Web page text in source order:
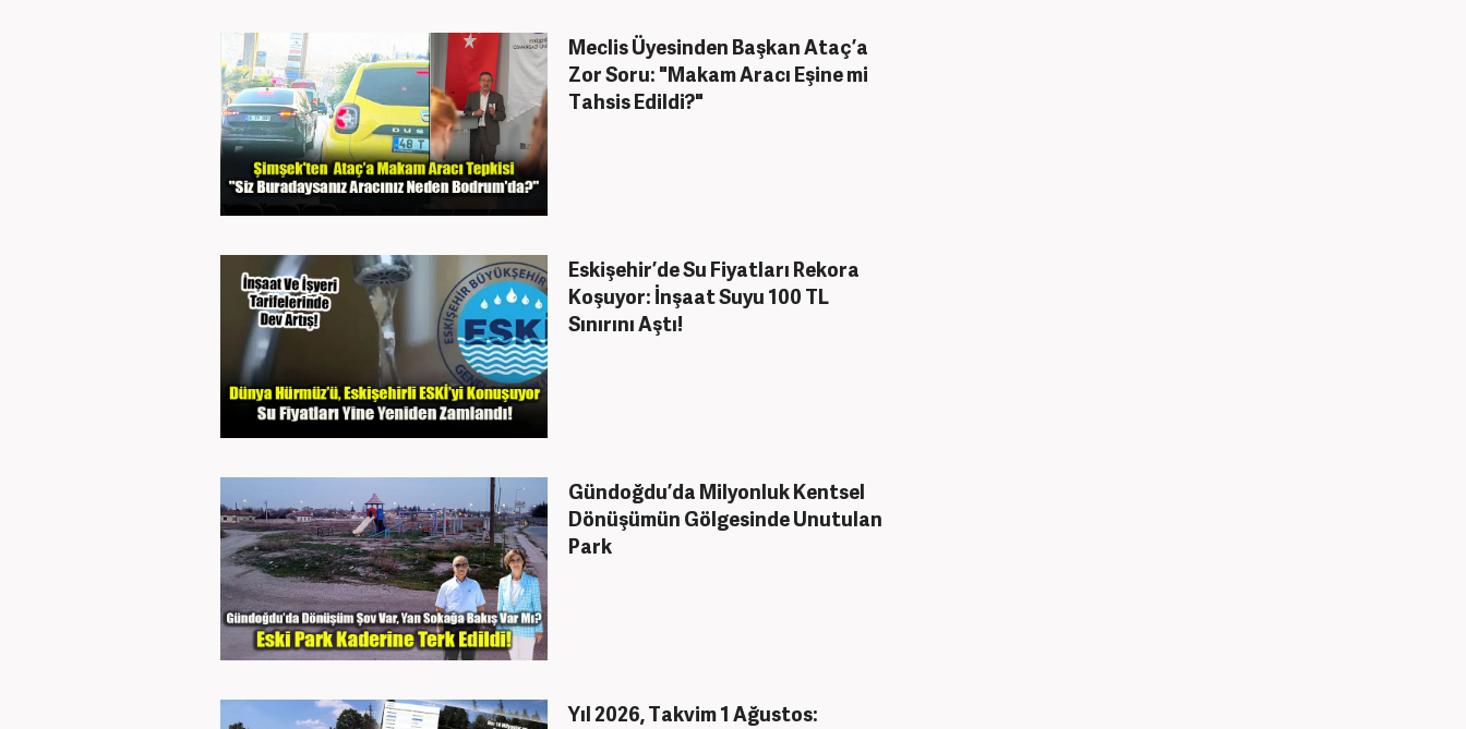
Meclis Üyesinden Başkan Ataç’a
Zor Soru: "Makam Aracı Eşine mi
Tahsis Edildi?"
Eskişehir’de Su Fiyatları Rekora
Koşuyor: İnşaat Suyu 100 TL
Sınırını Aştı!
Gündoğdu’da Milyonluk Kentsel
Dönüşümün Gölgesinde Unutulan
Park
Yıl 2026, Takvim 1 Ağustos: